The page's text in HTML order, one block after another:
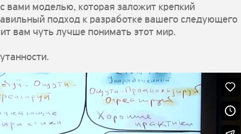
вами моделью, которая заложит крепкий
подход к разработке вашего следующего
вам чуть лучше понимать этот мир.